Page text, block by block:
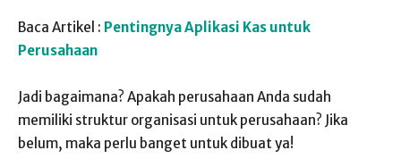
Baca Artikel : Pentingnya Aplikasi Kas untuk
Perusahaan
Jadi bagaimana? Apakah perusahaan Anda sudah
memiliki struktur organisasi untuk perusahaan? Jika
belum, maka perlu banget untuk dibuat ya!